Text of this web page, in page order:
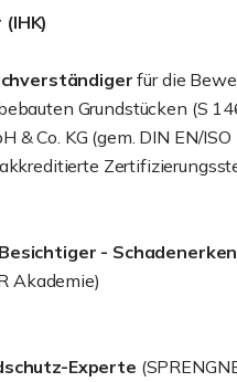
für die
Grundstücken (S
& Co. KG (gem. DIN EN/
-
Akademie)
Experte